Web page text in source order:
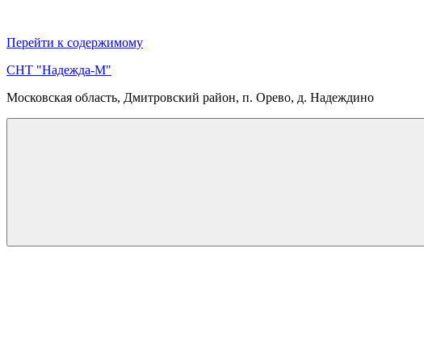
Перейти к содержимому
СНТ "Надежда-М"
Московская область, Дмитровский район, п. Орево, д. Надеждино